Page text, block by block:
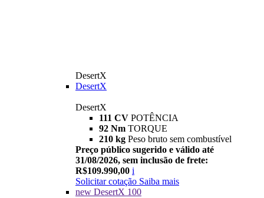
DesertX
DesertX
DesertX
111 CV POTÊNCIA
92 Nm TORQUE
210 kg Peso bruto sem combustível
Preço público sugerido e válido até
31/08/2026, sem inclusão de frete:
R$109.990,00 i
Solicitar cotação Saiba mais
new DesertX 100